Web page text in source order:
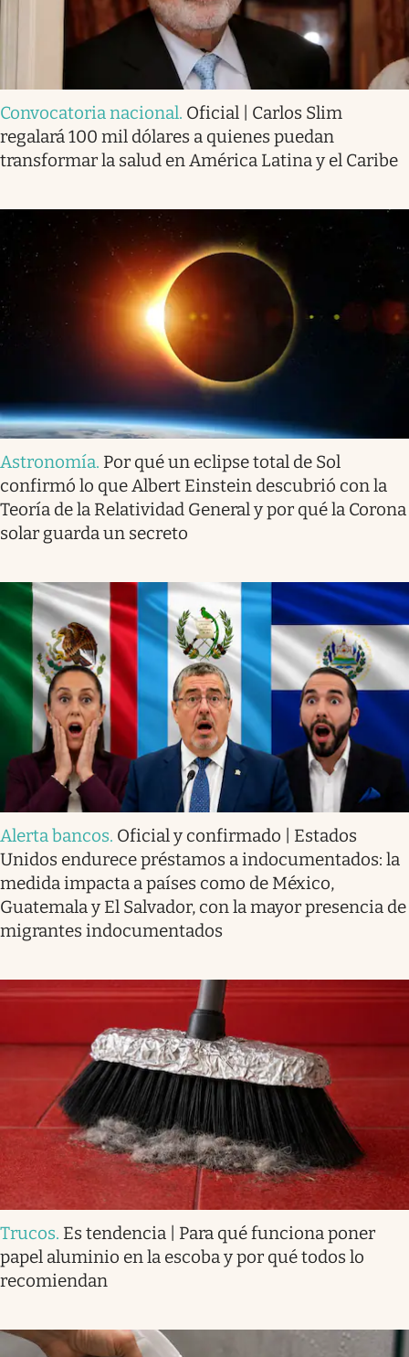
Convocatoria nacional. Oficial | Carlos Slim
regalará 100 mil dólares a quienes puedan
transformar la salud en América Latina y el Caribe
Astronomía. Por qué un eclipse total de Sol
confirmó lo que Albert Einstein descubrió con la
Teoría de la Relatividad General y por qué la Corona
solar guarda un secreto
Alerta bancos. Oficial y confirmado | Estados
Unidos endurece préstamos a indocumentados: la
medida impacta a países como de México,
Guatemala y El Salvador, con la mayor presencia de
migrantes indocumentados
Trucos. Es tendencia | Para qué funciona poner
papel aluminio en la escoba y por qué todos lo
recomiendan